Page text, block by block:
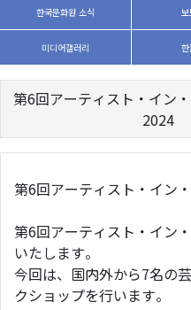
한국문화원 소식
미디어갤러리
第6回アーティスト・イン
2024
第6回アーティスト・イン
第6回アーティスト・イン
いたします。
今回は、国内外から7名の
クショップを行います。